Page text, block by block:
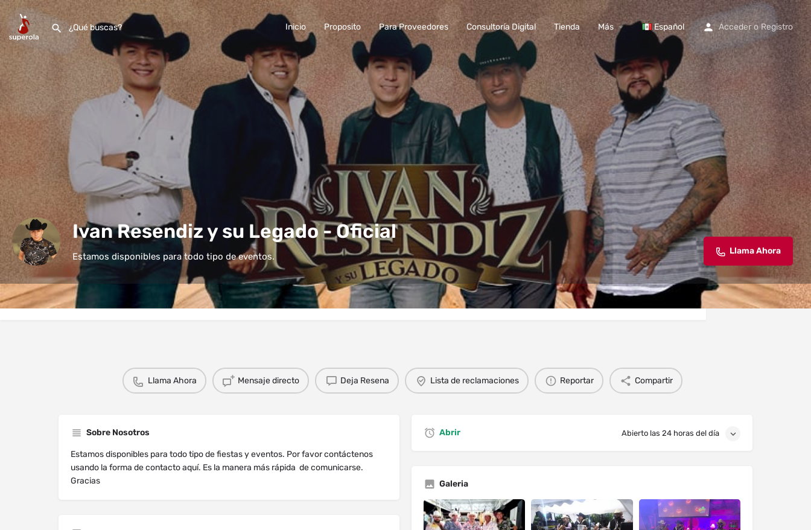
Inicio Proposito Para Proveedores Consultoría Digital Tienda Más Español Acceder o Registro
Ivan Resendiz y su Legado - Oficial
Estamos disponibles para todo tipo de eventos. Llama Ahora
Perfil Explorar los Videos Audios Solicitud de Reserva Comentarios 0
Llama Ahora Mensaje directo Deja Resena Lista de reclamaciones Reportar Compartir
Sobre Nosotros
Estamos disponibles para todo tipo de fiestas y eventos. Por favor contáctenos
usando la forma de contacto aquí. Es la manera más rápida de comunicarse.
Gracias
Abrir Abierto las 24 horas del día
Galeria